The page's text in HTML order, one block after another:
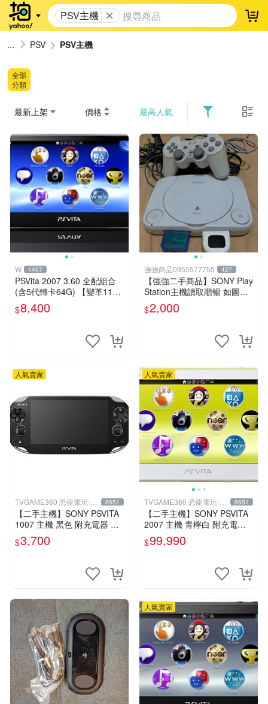
PSV主機 登
PSV PSV主機
全部
分類
最新上架 價格 最高人氣
W 1407
PSVita 2007 3.60 全配組合
(含5代轉卡64G) 【變革11】
破解改好 + 水晶殼 + 硬殼包
$8,400
強強商品0955577755 427
【強強二手商品】SONY Play
Station主機讀取順暢 如圖全
部 ! 外觀完整乾淨
$2,000
人氣賣家
TVGAME360 恐龍電玩-台
中店
8651
【二手主機】SONY PSVITA
1007 主機 黑色 附充電器 US
B傳輸線 PS VITA PSV【台中
恐龍電玩】
$3,700
人氣賣家
TVGAME360 恐龍電玩-台
中店
8651
【二手主機】SONY PSVITA
2007 主機 青檸白 附充電器
USB傳輸線 PS VITA PSV 台
中恐龍電玩
$99,990
人氣賣家